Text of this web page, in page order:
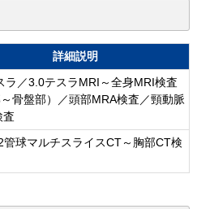
詳細説明
ラ／3.0テスラMRI～全身MRI検査
～骨盤部）／頭部MRA検査／頸動脈
査
管球マルチスライスCT～胸部CT検